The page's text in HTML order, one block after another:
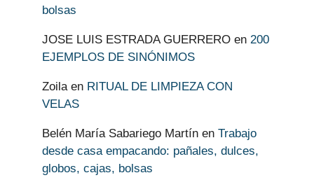
bolsas
JOSE LUIS ESTRADA GUERRERO en 200
EJEMPLOS DE SINÓNIMOS
Zoila en RITUAL DE LIMPIEZA CON
VELAS
Belén María Sabariego Martín en Trabajo
desde casa empacando: pañales, dulces,
globos, cajas, bolsas